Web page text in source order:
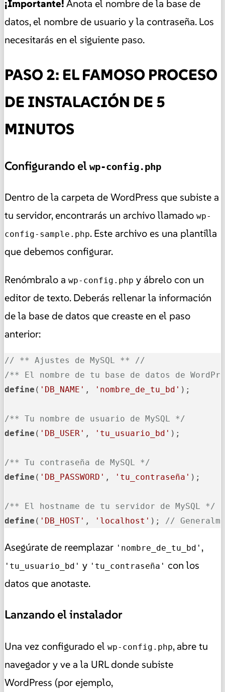
¡Importante!Anota el nombre de la base de
datos, el nombre de usuario y la contraseña. Los
necesitarás en el siguiente paso.
PASO 2: EL FAMOSO PROCESO
DE INSTALACIÓN DE 5
MINUTOS
Configurando el wp-config.php
Dentro de la carpeta de WordPress que subiste a
tu servidor, encontrarás un archivo llamado wp-
config-sample.php. Este archivo es una plantilla
que debemos configurar.
Renómbralo a wp-config.php y ábrelo con un
editor de texto. Deberás rellenar la información
de la base de datos que creaste en el paso
anterior:
// ** Ajustes de MySQL ** //
/** El nombre de tu base de datos de
define ( 'DB_NAME' , 'nombre_de_tu_bd' );
/** Tu nombre de usuario de MySQL */
define ( 'DB_USER' , 'tu_usuario_bd' );
/** Tu contraseña de MySQL */
define ( 'DB_PASSWORD' , 'tu_contraseña' );
/** El hostname de tu servidor de MySQL */
define ( 'DB_HOST' , 'localhost' ); //
Asegúrate de reemplazar 'nombre_de_tu_bd' ,
'tu_usuario_bd' y 'tu_contraseña' con los
datos que anotaste.
Lanzando el instalador
Una vez configurado el wp-config.php, abre tu
navegador y ve a la URL donde subiste
WordPress (por ejemplo,